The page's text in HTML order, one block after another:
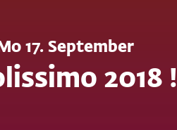
17. September
2018 !